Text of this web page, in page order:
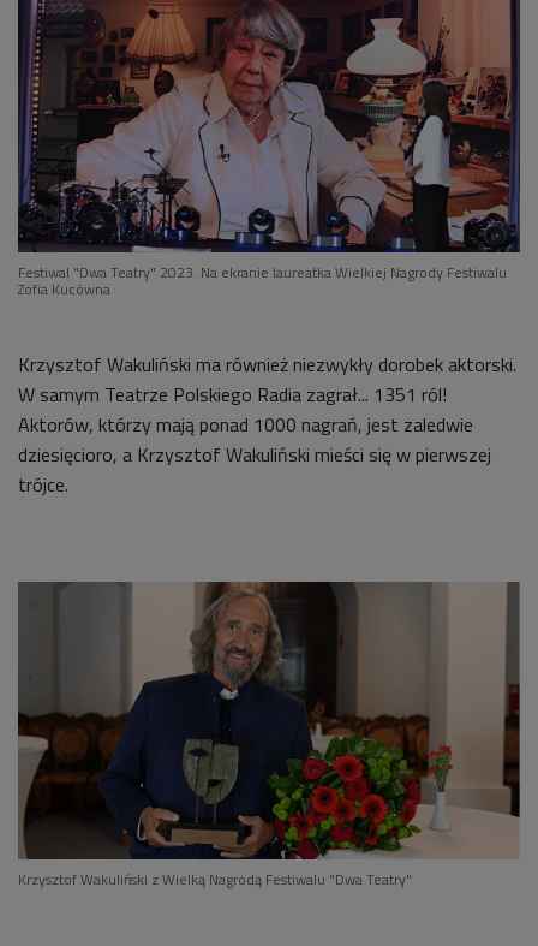
Festiwal "Dwa Teatry" 2023. Na ekranie laureatka Wielkiej Nagrody Festiwalu
Zofia Kucówna
Krzysztof Wakuliński ma również niezwykły dorobek aktorski.
W samym Teatrze Polskiego Radia zagrał... 1351 ról!
Aktorów, którzy mają ponad 1000 nagrań, jest zaledwie
dziesięcioro, a Krzysztof Wakuliński mieści się w pierwszej
trójce.
Krzysztof Wakuliński z Wielką Nagrodą Festiwalu "Dwa Teatry"